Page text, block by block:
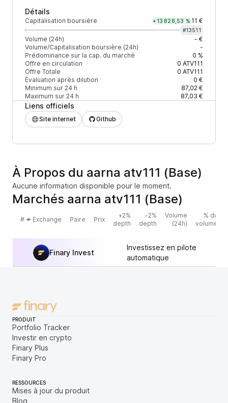
Détails
Capitalisation boursière +13 828,53 % 11 €
#13511
Volume (24h)
- €
Volume/Capitalisation boursière (24h)
-
Prédominance sur la cap. du marché
0 %
Offre en circulation
0 ATV111
Offre Totale
0 ATV111
Évaluation après dilution
0 €
Minimum sur 24 h
87,02 €
Maximum sur 24 h
87,03 €
Liens officiels
Site internet Github
À Propos du aarna atv111 (Base)
Aucune information disponible pour le moment.
Marchés aarna atv111 (Base)
# Exchange Paire Prix
+2%
depth
-2%
depth
Volume
(24h)
% du
volume
Finary Invest
Investissez en pilote
automatique
PRODUIT
Portfolio Tracker
Investir en crypto
Finary Plus
Finary Pro
RESSOURCES
Mises à jour du produit
Blog